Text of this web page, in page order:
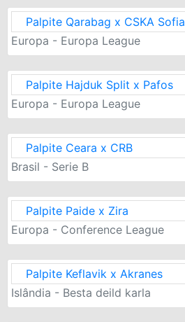
Palpite Qarabag x CSKA Sofia
Europa - Europa League
Palpite Hajduk Split x Pafos
Europa - Europa League
Palpite Ceara x CRB
Brasil - Serie B
Palpite Paide x Zira
Europa - Conference League
Palpite Keflavik x Akranes
Islândia - Besta deild karla